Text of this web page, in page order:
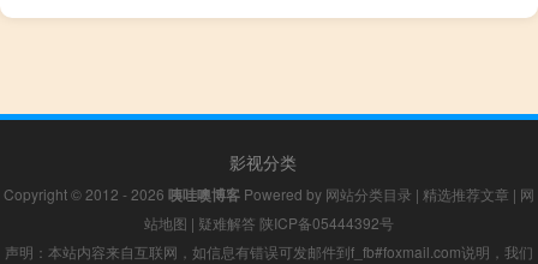
影视分类
Copyright © 2012 - 2026 咦哇噢博客 Powered by 网站分类目录 | 精选推荐文章 | 网
站地图 | 疑难解答 陕ICP备05444392号
声明：本站内容来自互联网，如信息有错误可发邮件到f_fb#foxmail.com说明，我们